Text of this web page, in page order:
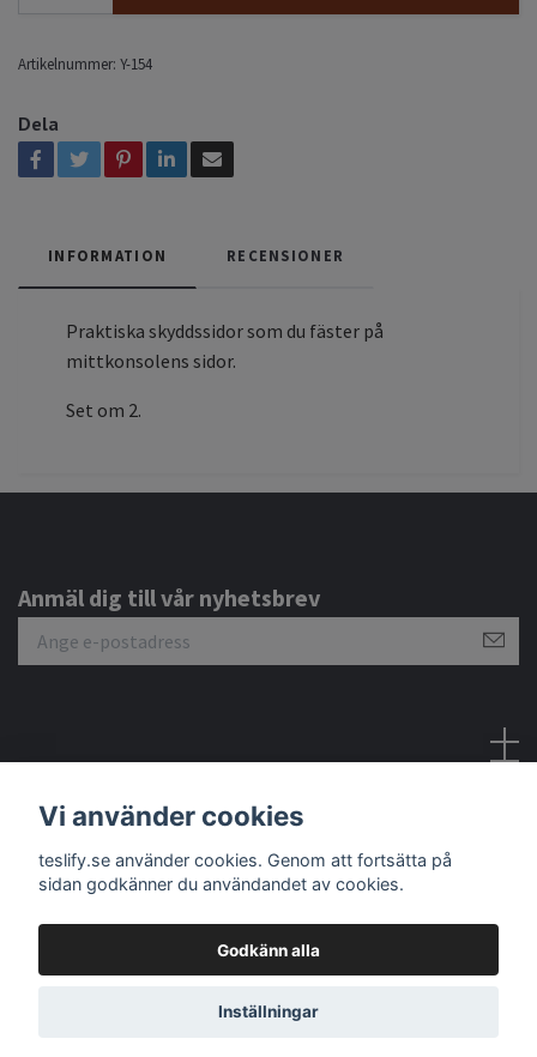
Artikelnummer: Y-154
Dela
INFORMATION RECENSIONER
Praktiska skyddssidor som du fäster på
mittkonsolens sidor.
Set om 2.
Anmäl dig till vår nyhetsbrev
© 2026 Teslify
Vi använder cookies
teslify.se använder cookies. Genom att fortsätta på
sidan godkänner du användandet av cookies.
Godkänn alla
Inställningar